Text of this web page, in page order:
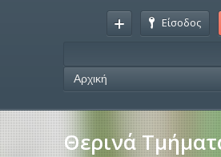
Είσοδος
Αρχική
Θερινά